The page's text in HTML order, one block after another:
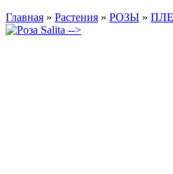
Главная » Растения » РОЗЫ »
-->